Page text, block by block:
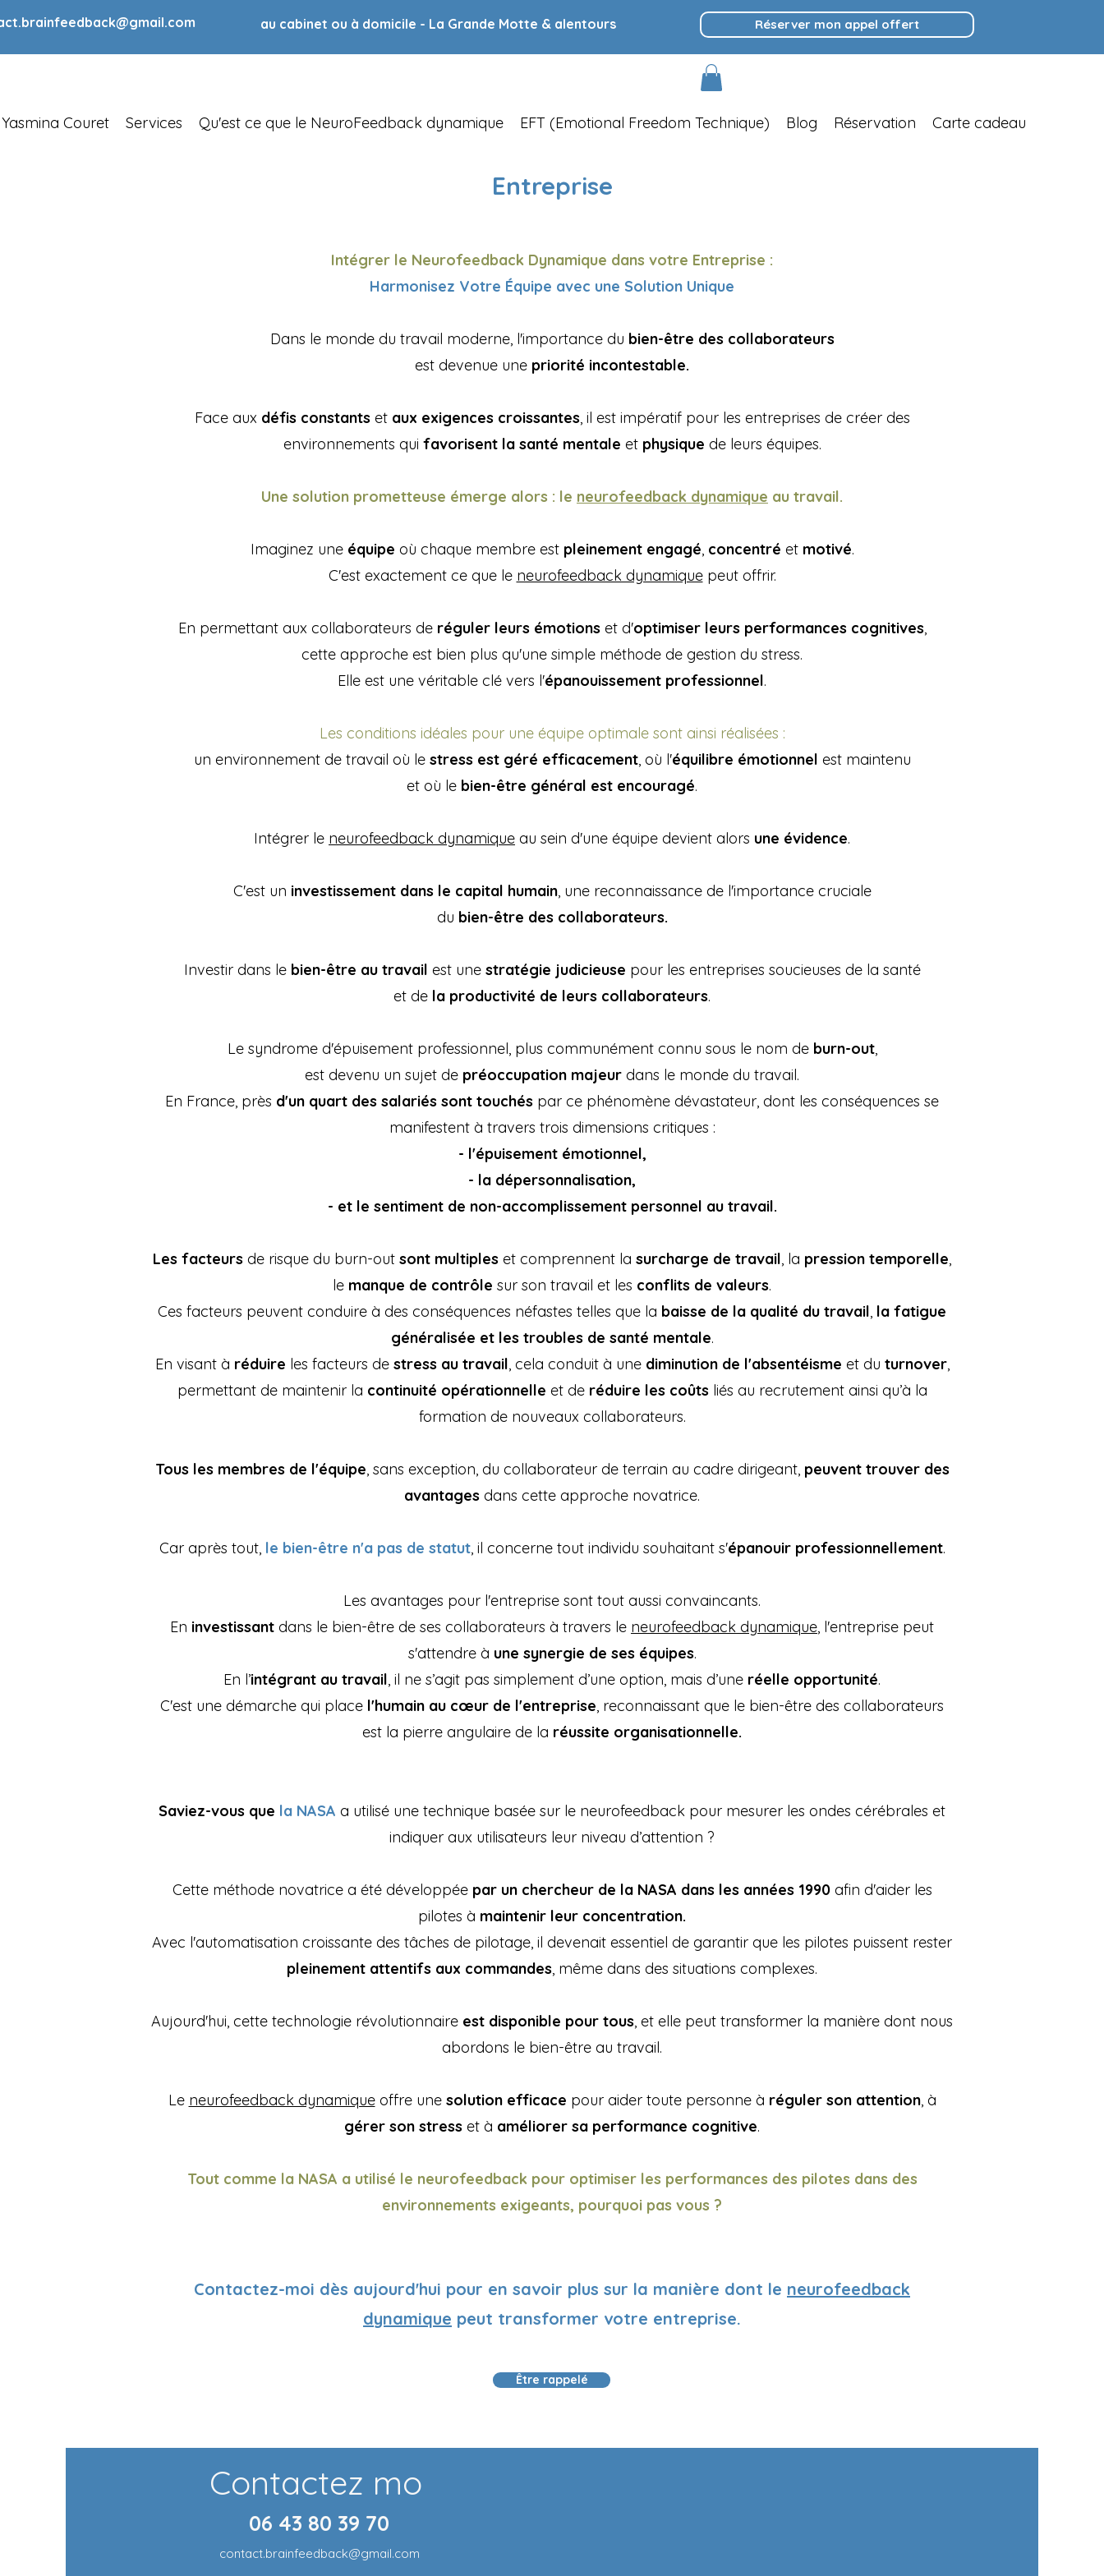
au cabinet ou à domicile - La Grande Motte & alentours Réserver mon appel offert
Yasmina Couret Services Qu'est ce que le NeuroFeedback dynamique EFT (Emotional Freedom Technique) Blog Réservation Carte cadeau
Entreprise
Intégrer le Neurofeedback Dynamique dans votre Entreprise :
Harmonisez Votre Équipe avec une Solution Unique
Dans le monde du travail moderne, l'importance du bien-être des collaborateurs
est devenue une priorité incontestable.
Face aux défis constantset aux exigences croissantes, il est impératif pour les entreprises de créer des
environnements qui favorisent la santé mentale et physique de leurs équipes.
Une solution prometteuse émerge alors : le neurofeedback dynamique au travail.
Imaginez une équipe où chaque membre est pleinement engagé, concentré et motivé.
C'est exactement ce que le neurofeedback dynamiquepeut offrir.
En permettant aux collaborateurs de réguler leurs émotionset d'optimiser leurs performances cognitives,
cette approche est bien plus qu'une simple méthode de gestion du stress.
Elle est une véritable clé vers l'épanouissement professionnel.
Les conditions idéales pour une équipe optimale sont ainsi réalisées :
un environnement de travail où le stress est géré efficacement, où l'équilibre émotionnel est maintenu
et où le bien-être général est encouragé.
Intégrer le neurofeedback dynamique au sein d'une équipe devient alors une évidence.
C'est un investissement dans le capital humain, une reconnaissance de l'importance cruciale
du bien-être des collaborateurs.
Investir dans le bien-être au travail est une stratégie judicieuse pour les entreprises soucieuses de la santé
et de la productivité de leurs collaborateurs.
Le syndrome d'épuisement professionnel, plus communément connu sous le nom de burn-out,
est devenu un sujet de préoccupation majeur dans le monde du travail.
En France, près d'un quart des salariés sont touchés par ce phénomène dévastateur, dont les conséquences se
manifestent à travers trois dimensions critiques :
- l'épuisement émotionnel,
- la dépersonnalisation,
- et le sentiment de non-accomplissement personnel au travail.
Les facteurs de risque du burn-out sont multiples et comprennent la surcharge de travail, la pression temporelle,
le manque de contrôle sur son travail et les conflits de valeurs.
Ces facteurs peuvent conduire à des conséquences néfastes telles que la baisse de la qualité du travail, la fatigue
généralisée et les troubles de santé mentale.
En visant à réduire les facteurs de stress au travail, cela conduit à une diminution de l'absentéisme et du turnover,
permettant de maintenir la continuité opérationnelle et de réduire les coûtsliés au recrutement ainsi qu’à la
formation de nouveaux collaborateurs.
Tous les membres de l'équipe, sans exception, du collaborateur de terrain au cadre dirigeant, peuvent trouver des
avantages dans cette approche novatrice.
Car après tout, le bien-être n'a pas de statut, il concerne tout individu souhaitant s'épanouir professionnellement.
Les avantages pour l'entreprise sont tout aussi convaincants.
En investissant dans le bien-être de ses collaborateurs à travers le neurofeedback dynamique, l'entreprise peut
s'attendre à une synergie de ses équipes.
En l’intégrant au travail, il ne s’agit pas simplement d’une option, mais d’une réelle opportunité.
C'est une démarche qui place l'humain au cœur de l'entreprise, reconnaissant que le bien-être des collaborateurs
est la pierre angulaire de la réussite organisationnelle.
Saviez-vous que la NASA a utilisé une technique basée sur le neurofeedback pour mesurer les ondes cérébrales et
indiquer aux utilisateurs leur niveau d’attention ?
Cette méthode novatrice a été développée par un chercheur de la NASA dans les années 1990afin d'aider les
pilotes à maintenir leur concentration.
Avec l'automatisation croissante des tâches de pilotage, il devenait essentiel de garantir que les pilotes puissent rester
pleinement attentifs aux commandes, même dans des situations complexes.
Aujourd'hui, cette technologie révolutionnaire est disponible pour tous, et elle peut transformer la manière dont nous
abordons le bien-être au travail.
Le neurofeedback dynamiqueoffre une solution efficace pour aider toute personne à réguler son attention, à
gérer son stress et à améliorer sa performance cognitive.
Tout comme la NASA a utilisé le neurofeedback pour optimiser les performances des pilotes dans des
environnements exigeants, pourquoi pas vous ?
Contactez-moi dès aujourd'hui pour en savoir plus sur la manière dont le neurofeedback
dynamique peut transformer votre entreprise.
Être rappelé
Contactez moi
06 43 80 39 70
contact.brainfeedback@gmail.com